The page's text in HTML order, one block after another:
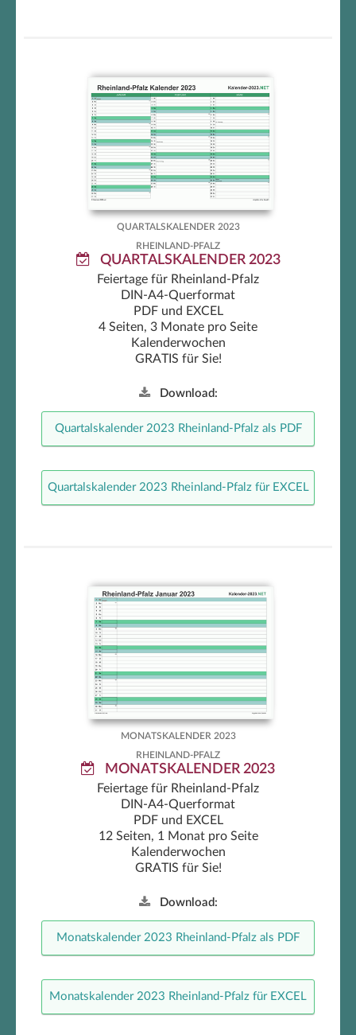
Rheinland-Pfalz Quartalskalender
2023
QUARTALSKALENDER 2023
RHEINLAND-PFALZ
QUARTALSKALENDER 2023
Feiertage für Rheinland-Pfalz
DIN-A4-Querformat
PDF und EXCEL
4 Seiten, 3 Monate pro Seite
Kalenderwochen
GRATIS für Sie!
Download:
Quartalskalender 2023 Rheinland-Pfalz als PDF
Quartalskalender 2023 Rheinland-Pfalz für EXCEL
Rheinland-Pfalz Monatskalender
2023
MONATSKALENDER 2023
RHEINLAND-PFALZ
MONATSKALENDER 2023
Feiertage für Rheinland-Pfalz
DIN-A4-Querformat
PDF und EXCEL
12 Seiten, 1 Monat pro Seite
Kalenderwochen
GRATIS für Sie!
Download:
Monatskalender 2023 Rheinland-Pfalz als PDF
Monatskalender 2023 Rheinland-Pfalz für EXCEL